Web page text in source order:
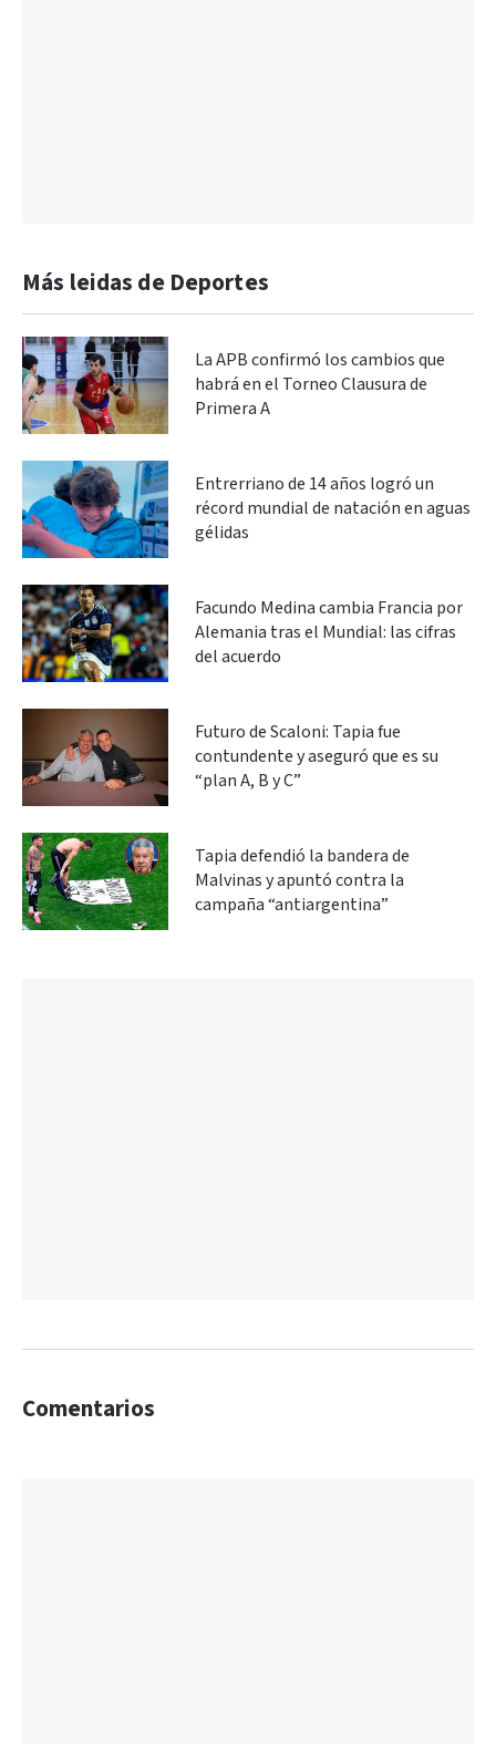
Más leidas de Deportes
La APB confirmó los cambios que
habrá en el Torneo Clausura de
Primera A
Entrerriano de 14 años logró un
récord mundial de natación en aguas
gélidas
Facundo Medina cambia Francia por
Alemania tras el Mundial: las cifras
del acuerdo
Futuro de Scaloni: Tapia fue
contundente y aseguró que es su
“plan A, B y C”
Tapia defendió la bandera de
Malvinas y apuntó contra la
campaña “antiargentina”
Comentarios